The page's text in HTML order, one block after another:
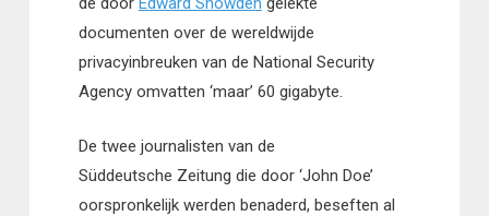
documenten over de wereldwijde
privacyinbreuken van de National Security
Agency omvatten ‘maar’ 60 gigabyte.
De twee journalisten van de
Süddeutsche Zeitung die door ‘John Doe’
oorspronkelijk werden benaderd, beseften al